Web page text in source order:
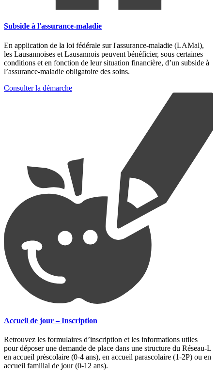
Subside à l'assurance-maladie
En application de la loi fédérale sur l'assurance-maladie (LAMal),
les Lausannoises et Lausannois peuvent bénéficier, sous certaines
conditions et en fonction de leur situation financière, d’un subside à
l’assurance-maladie obligatoire des soins.
Consulter la démarche
Accueil de jour – Inscription
Retrouvez les formulaires d’inscription et les informations utiles
pour déposer une demande de place dans une structure du Réseau-L
en accueil préscolaire (0-4 ans), en accueil parascolaire (1-2P) ou en
accueil familial de jour (0-12 ans).